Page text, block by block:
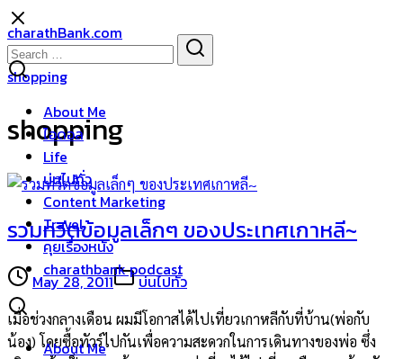
Skip
to
content
charathBank.com
About Me
ไอดอล
Life
บ่นไปทั่ว
Content Marketing
Travel
คุยเรื่องหนัง
charathbank podcast
About Me
Search
for:
shopping
shopping
รวมทวีตข้อมูลเล็กๆ ของประเทศเกาหลี~
May 28, 2011 บ่นไปทั่ว
เมื่อช่วงกลางเดือน ผมมีโอกาสได้ไปเที่ยวเกาหลีกับที่บ้าน(พ่อกับ
น้อง) โดยซื้อทัวร์ไปกันเพื่อความสะดวกในการเดินทางของพ่อ ซึ่ง